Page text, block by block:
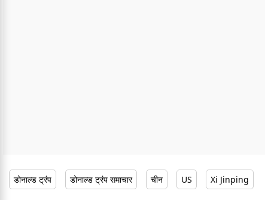
डोनाल्ड ट्रंप डोनाल्ड ट्रंप समाचार चीन US Xi Jinping